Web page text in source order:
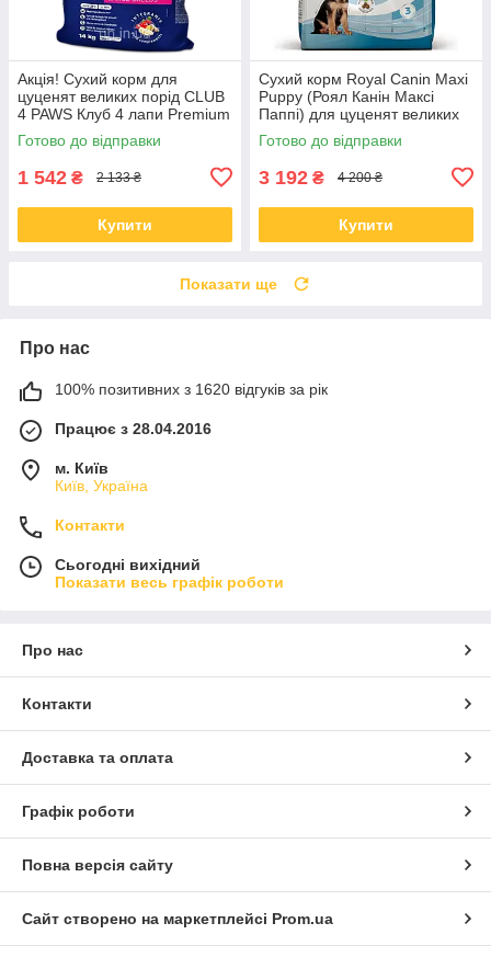
Акція! Сухий корм для
цуценят великих порід CLUB
4 PAWS Клуб 4 лапи Premium
for puppies of large breeds
Chicken з куркою 14 кг
Готово до відправки
1 542 ₴ 2 133 ₴
Купити
Сухий корм Royal Canin Maxi
Puppy (Роял Канін Максі
Паппі) для цуценят великих
порід з 2-15 місяців, 15 КГ
Готово до відправки
3 192 ₴ 4 200 ₴
Купити
Показати ще
Про нас
100% позитивних з 1620 відгуків за рік
Працює з 28.04.2016
м. Київ
Київ, Україна
Контакти
Сьогодні вихідний
Показати весь графік роботи
Про нас
Контакти
Доставка та оплата
Графік роботи
Повна версія сайту
Сайт створено на маркетплейсі Prom.ua